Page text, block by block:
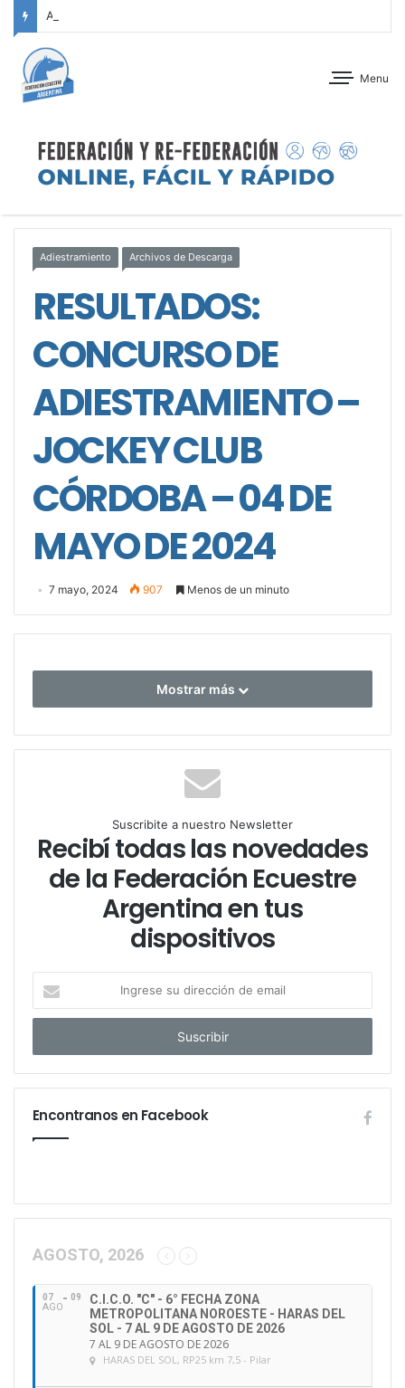
Menu
Adiestramiento Archivos de Descarga
RESULTADOS:
CONCURSO DE
ADIESTRAMIENTO –
JOCKEY CLUB
CÓRDOBA – 04 DE
MAYO DE 2024
7 mayo, 2024 907 Menos de un minuto
Mostrar más
Suscribite a nuestro Newsletter
Recibí todas las novedades
de la Federación Ecuestre
Argentina en tus
dispositivos
g
e
s
s
e
c
ó
Encontranos en Facebook
AGOSTO, 2026
07
AGO
09
C.I.C.O. "C" - 6° FECHA ZONA
METROPOLITANA NOROESTE - HARAS DEL
SOL - 7 AL 9 DE AGOSTO DE 2026
7 AL 9 DE AGOSTO DE 2026
HARAS DEL SOL, RP25 km 7,5 - Pilar